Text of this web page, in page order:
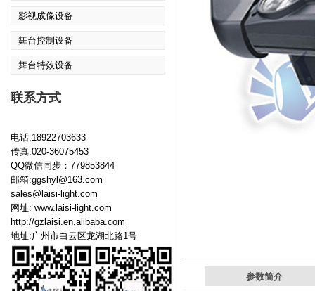
影视成像设备
舞台控制设备
舞台特效设备
联系方式
电话:18922703633
传真:020-36075453
QQ微信同步：779853844
邮箱:ggshyl@163.com
sales@laisi-light.com
网址: www.laisi-light.com
http://gzlaisi.en.alibaba.com
地址:广州市白云区龙湖北路1号
参数简介